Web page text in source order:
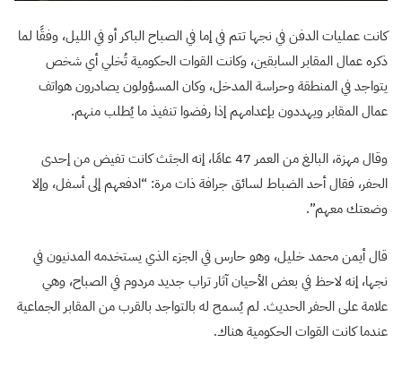
كانت عمليات الدفن في نجها تتم في إما في الصباح الباكر أو في الليل، وفقًا لما
ذكره عمال المقابر السابقين، وكانت القوات الحكومية تُخلي أي شخص
يتواجد في المنطقة وحراسة المدخل، وكان المسؤولون يصادرون هواتف
عمال المقابر ويهددون بإعدامهم إذا رفضوا تنفيذ ما يُطلب منهم.
وقال مهزة، البالغ من العمر 47 عامًا، إنه الجثث كانت تفيض من إحدى
الحفر، فقال أحد الضباط لسائق جرافة ذات مرة: “ادفعهم إلى أسفل، وإلا
وضعتك معهم”.
قال أيمن محمد خليل، وهو حارس في الجزء الذي يستخدمه المدنيون في
نجها، إنه لاحظ في بعض الأحيان آثار تراب جديد مردوم في الصباح، وهي
علامة على الحفر الحديث. لم يُسمح له بالتواجد بالقرب من المقابر الجماعية
عندما كانت القوات الحكومية هناك.